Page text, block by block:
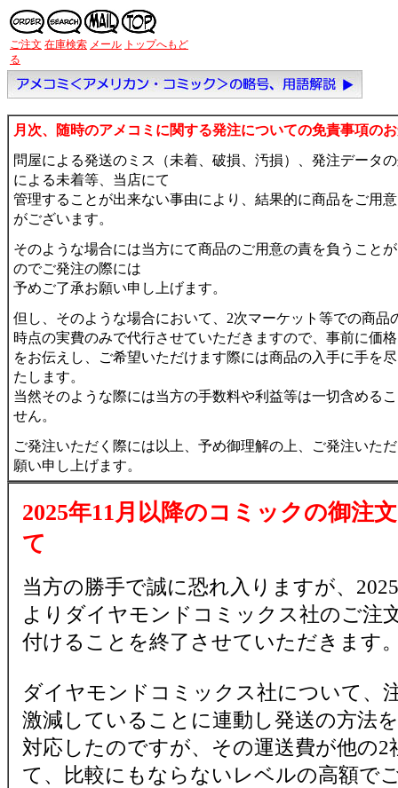
ご注文 在庫検索 メール トップへもど
る
月次、随時のアメコミに関する発注についての免責事項の
問屋による発送のミス（未着、破損、汚損）、発注データ
による未着等、当店にて
管理することが出来ない事由により、結果的に商品をご用
がございます。
そのような場合には当方にて商品のご用意の責を負うこと
のでご発注の際には
予めご了承お願い申し上げます。
但し、そのような場合において、2次マーケット等での商品
時点の実費のみで代行させていただきますので、事前に価
をお伝えし、ご希望いただけます際には商品の入手に手を
たします。
当然そのような際には当方の手数料や利益等は一切含める
せん。
ご発注いただく際には以上、予め御理解の上、ご発注いた
願い申し上げます。
2025年11月以降のコミックの御注
て
当方の勝手で誠に恐れ入りますが、
よりダイヤモンドコミックス社のご注
付けることを終了させていただきます
ダイヤモンドコミックス社について、
激減していることに連動し発送の方法
対応したのですが、その運送費が他の2
て、比較にもならないレベルの高額で